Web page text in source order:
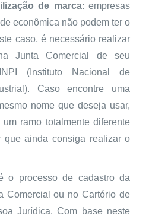
de marca: empresas
econômica não podem ter o
caso, é necessário realizar
Junta Comercial de seu
(Instituto Nacional de
Caso encontre uma
nome que deseja usar,
ramo totalmente diferente
que ainda consiga realizar o
o processo de cadastro da
Comercial ou no Cartório de
Jurídica. Com base neste